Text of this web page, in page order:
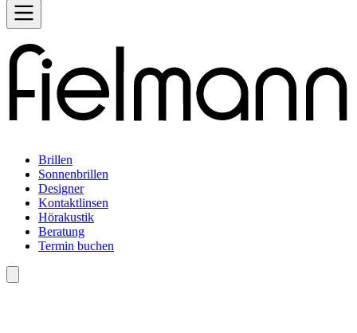
Brillen
Sonnenbrillen
Designer
Kontaktlinsen
Hörakustik
Beratung
Termin buchen